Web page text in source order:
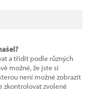
a třídit podle různých
možné, že jste si
není možné zobrazit
zkontrolovat zvolené